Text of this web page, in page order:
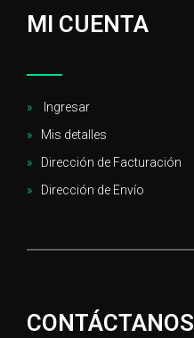
MI CUENTA
Ingresar
Mis detalles
Dirección de Facturación
Dirección de Envío
CONTÁCTANOS